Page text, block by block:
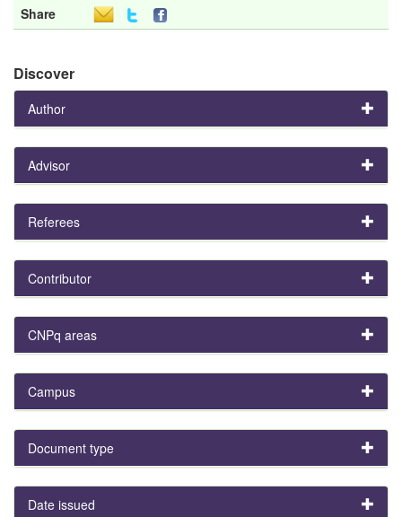
Share
Discover
Author
Advisor
Referees
Contributor
CNPq areas
Campus
Document type
Date issued